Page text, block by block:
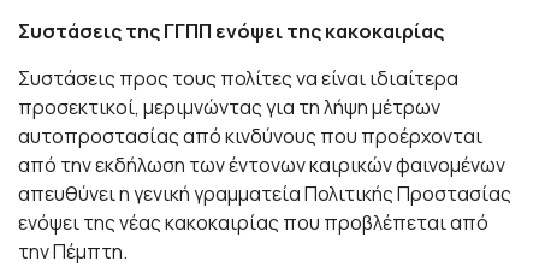
Συστάσεις της ΓΓΠΠ ενόψει της κακοκαιρίας
Συστάσεις προς τους πολίτες να είναι ιδιαίτερα
προσεκτικοί, μεριμνώντας για τη λήψη μέτρων
αυτοπροστασίας από κινδύνους που προέρχονται
από την εκδήλωση των έντονων καιρικών φαινομένων
απευθύνει η γενική γραμματεία Πολιτικής Προστασίας
ενόψει της νέας κακοκαιρίας που προβλέπεται από
την Πέμπτη.